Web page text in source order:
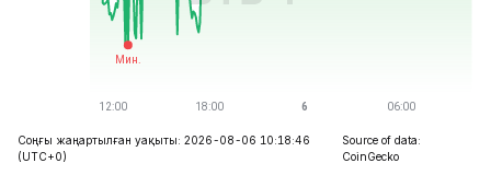
Соңғы жаңартылған уақыты: 2026-08-06 10:18:46
(UTC+0)
Source of data:
CoinGecko